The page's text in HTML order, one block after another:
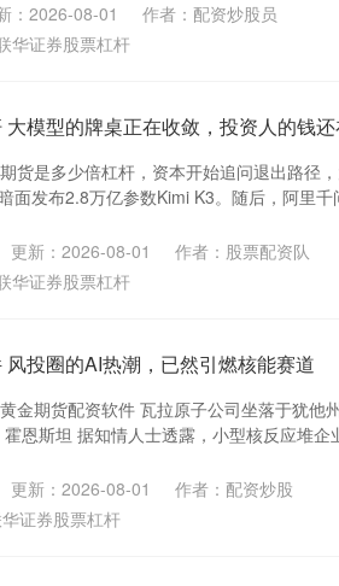
：2026-08-01
作者：配资炒股员
华证券股票杠杆
模型的牌桌正在收敛，投资人的钱还
货是多少倍杠杆，资本开始追问退出路径
面发布2.8万亿参数Kimi K3。随后，阿里千
更新：2026-08-01
作者：股票配资队
华证券股票杠杆
投圈的AI热潮，已然引燃核能赛道
金期货配资软件 瓦拉原子公司坐落于犹他
恩斯坦 据知情人士透露，小型核反应堆企
更新：2026-08-01
作者：配资炒股
证券股票杠杆